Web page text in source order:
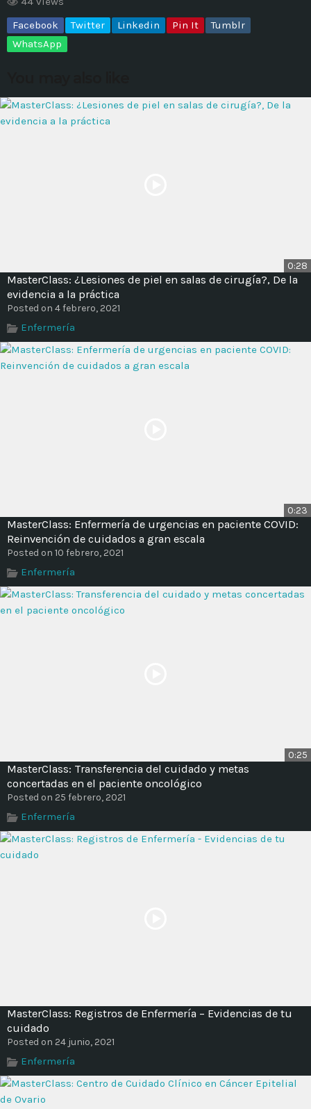
MOST UPVOTED
Validating Enterprise
Architectures In The Current
Time
Facebook
Twitter Linkedin Pin It
Tumblr
WhatsApp
0:28
MasterClass: ¿Lesiones de piel en salas de cirugía?, De la
evidencia a la práctica
Posted on 4 febrero, 2021
Enfermería
0:23
MasterClass: Enfermería de urgencias en paciente COVID:
Reinvención de cuidados a gran escala
Posted on 10 febrero, 2021
Enfermería
0:25
MasterClass: Transferencia del cuidado y metas
concertadas en el paciente oncológico
Posted on 25 febrero, 2021
Enfermería
MasterClass: Registros de Enfermería – Evidencias de tu
cuidado
Posted on 24 junio, 2021
Enfermería